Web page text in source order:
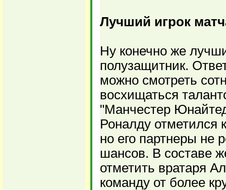
Лучший игрок
Ну конечно же
полузащитник.
можно смотреть
восхищаться
"Манчестер
Роналду отметился
но его партнеры не
шансов. В составе
отметить вратаря
команду от более